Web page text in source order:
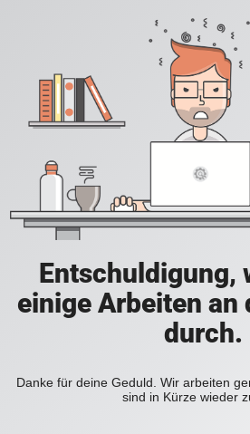
Entschuldigung,
einige Arbeiten an
durch.
Danke für deine Geduld. Wir arbeiten
sind in Kürze wieder